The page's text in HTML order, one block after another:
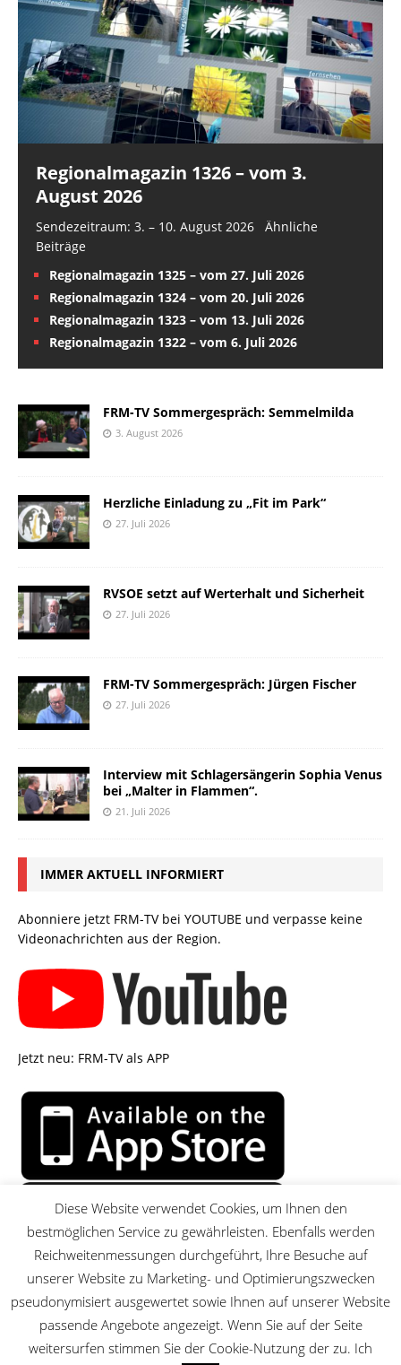
Regionalmagazin 1326 – vom 3.
August 2026
Sendezeitraum: 3. – 10. August 2026 Ähnliche
Beiträge
Regionalmagazin 1325 – vom 27. Juli 2026
Regionalmagazin 1324 – vom 20. Juli 2026
Regionalmagazin 1323 – vom 13. Juli 2026
Regionalmagazin 1322 – vom 6. Juli 2026
FRM-TV Sommergespräch: Semmelmilda
3. August 2026
Herzliche Einladung zu „Fit im Park“
27. Juli 2026
RVSOE setzt auf Werterhalt und Sicherheit
27. Juli 2026
FRM-TV Sommergespräch: Jürgen Fischer
27. Juli 2026
Interview mit Schlagersängerin Sophia Venus
bei „Malter in Flammen“.
21. Juli 2026
IMMER AKTUELL INFORMIERT
Abonniere jetzt FRM-TV bei YOUTUBE und verpasse keine
Videonachrichten aus der Region.
Jetzt neu: FRM-TV als APP
MENU
Diese Website verwendet Cookies, um Ihnen den
bestmöglichen Service zu gewährleisten. Ebenfalls werden
Reichweitenmessungen durchgeführt, Ihre Besuche auf
unserer Website zu Marketing- und Optimierungszwecken
pseudonymisiert ausgewertet sowie Ihnen auf unserer Website
passende Angebote angezeigt. Wenn Sie auf der Seite
weitersurfen stimmen Sie der Cookie-Nutzung der zu. Ich